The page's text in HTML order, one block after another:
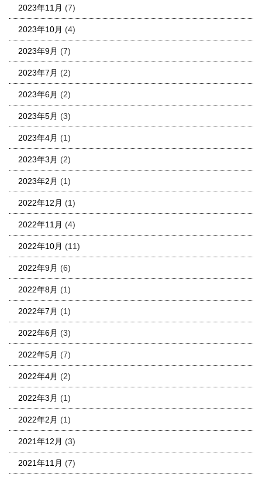
2023年11月 (7)
2023年10月 (4)
2023年9月 (7)
2023年7月 (2)
2023年6月 (2)
2023年5月 (3)
2023年4月 (1)
2023年3月 (2)
2023年2月 (1)
2022年12月 (1)
2022年11月 (4)
2022年10月 (11)
2022年9月 (6)
2022年8月 (1)
2022年7月 (1)
2022年6月 (3)
2022年5月 (7)
2022年4月 (2)
2022年3月 (1)
2022年2月 (1)
2021年12月 (3)
2021年11月 (7)